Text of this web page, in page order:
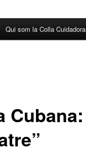
Qui som la Colla Cuidadora
Cubana: